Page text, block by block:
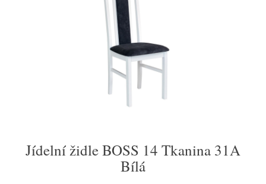
Jídelní židle BOSS 14 Tkanina 31A
Bílá